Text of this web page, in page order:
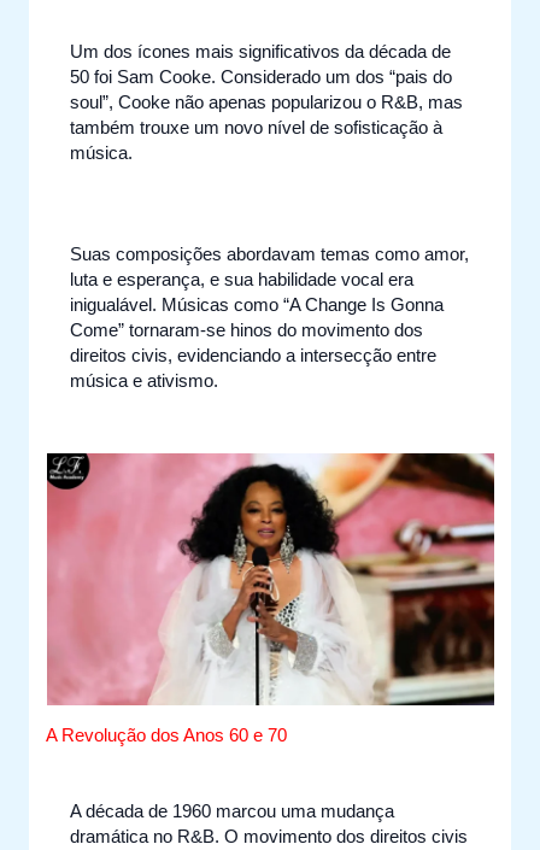
Um dos ícones mais significativos da década de
50 foi Sam Cooke. Considerado um dos “pais do
soul”, Cooke não apenas popularizou o R&B, mas
também trouxe um novo nível de sofisticação à
música.
Suas composições abordavam temas como amor,
luta e esperança, e sua habilidade vocal era
inigualável. Músicas como “A Change Is Gonna
Come” tornaram-se hinos do movimento dos
direitos civis, evidenciando a intersecção entre
música e ativismo.
A Revolução dos Anos 60 e 70
A década de 1960 marcou uma mudança
dramática no R&B. O movimento dos direitos civis